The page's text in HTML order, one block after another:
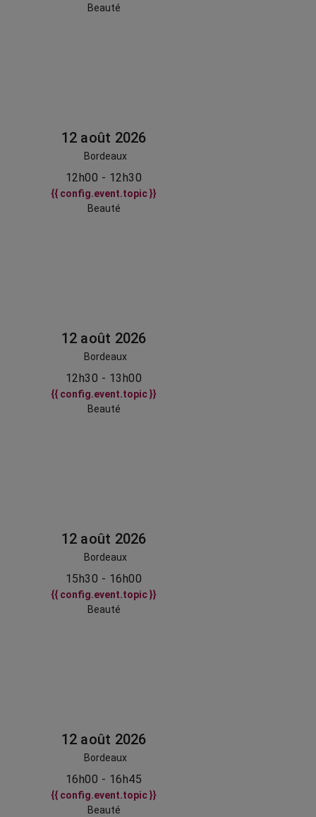
Beauté
12 août 2026
Bordeaux
12h00 - 12h30
{{ config.event.topic }}
Beauté
12 août 2026
Bordeaux
12h30 - 13h00
{{ config.event.topic }}
Beauté
12 août 2026
Bordeaux
15h30 - 16h00
{{ config.event.topic }}
Beauté
12 août 2026
Bordeaux
16h00 - 16h45
{{ config.event.topic }}
Beauté